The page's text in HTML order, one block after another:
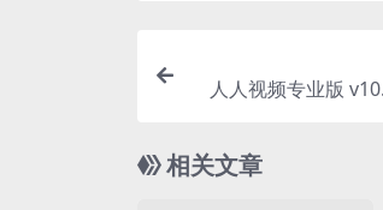
人人视频专业版
相关文章